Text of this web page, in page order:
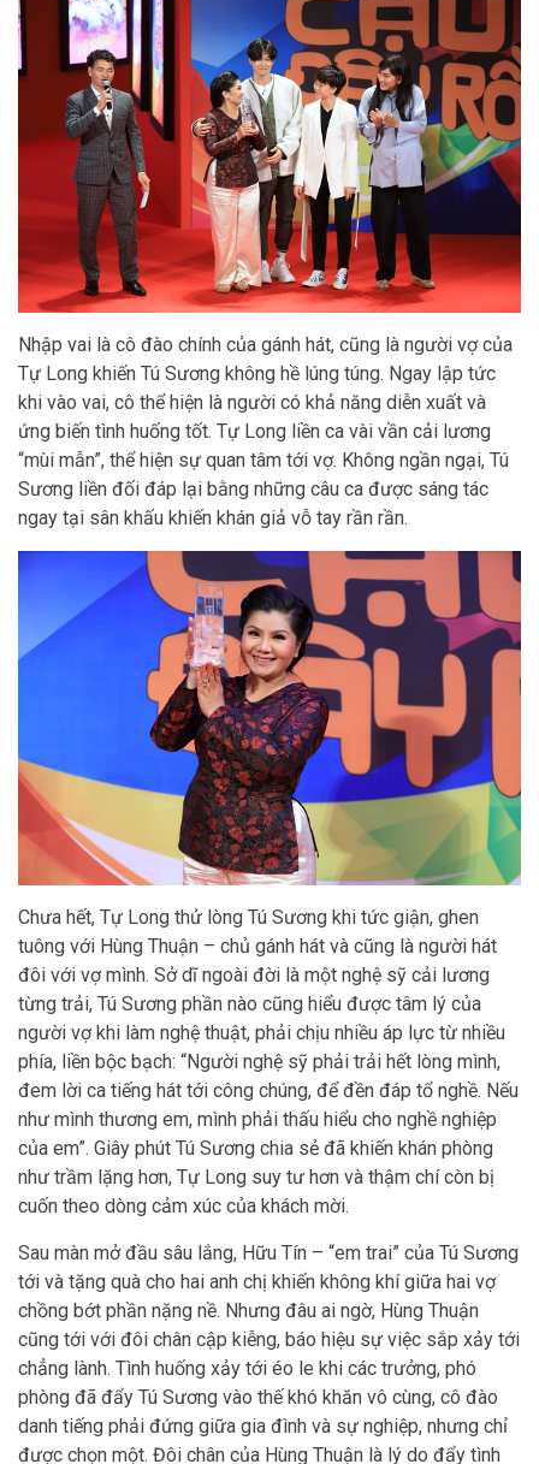
Nhập vai là cô đào chính của gánh hát, cũng là người vợ của
Tự Long khiến Tú Sương không hề lúng túng. Ngay lập tức
khi vào vai, cô thể hiện là người có khả năng diễn xuất và
ứng biến tình huống tốt. Tự Long liền ca vài vần cải lương
“mùi mẫn”, thể hiện sự quan tâm tới vợ. Không ngần ngại, Tú
Sương liền đối đáp lại bằng những câu ca được sáng tác
ngay tại sân khấu khiến khán giả vỗ tay rần rần.
Chưa hết, Tự Long thử lòng Tú Sương khi tức giận, ghen
tuông với Hùng Thuận – chủ gánh hát và cũng là người hát
đôi với vợ mình. Sở dĩ ngoài đời là một nghệ sỹ cải lương
từng trải, Tú Sương phần nào cũng hiểu được tâm lý của
người vợ khi làm nghệ thuật, phải chịu nhiều áp lực từ nhiều
phía, liền bộc bạch: “Người nghệ sỹ phải trải hết lòng mình,
đem lời ca tiếng hát tới công chúng, để đền đáp tổ nghề. Nếu
như mình thương em, mình phải thấu hiểu cho nghề nghiệp
của em”. Giây phút Tú Sương chia sẻ đã khiến khán phòng
như trầm lặng hơn, Tự Long suy tư hơn và thậm chí còn bị
cuốn theo dòng cảm xúc của khách mời.
Sau màn mở đầu sâu lắng, Hữu Tín – “em trai” của Tú Sương
tới và tặng quà cho hai anh chị khiến không khí giữa hai vợ
chồng bớt phần nặng nề. Nhưng đâu ai ngờ, Hùng Thuận
cũng tới với đôi chân cập kiễng, báo hiệu sự việc sắp xảy tới
chẳng lành. Tình huống xảy tới éo le khi các trưởng, phó
phòng đã đẩy Tú Sương vào thế khó khăn vô cùng, cô đào
danh tiếng phải đứng giữa gia đình và sự nghiệp, nhưng chỉ
được chọn một. Đôi chân của Hùng Thuận là lý do đẩy tình